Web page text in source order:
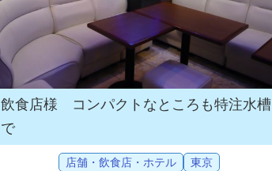
飲食店様 コンパクトなところも特注水槽
で
店舗・飲食店・ホテル 東京